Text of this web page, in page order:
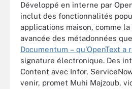
Développé en interne par
inclut des fonctionnalités
applications maison, comme
avancée des métadonnées
Documentum – qu’OpenText a
signature électronique. Des
Content avec Infor,
venir, promet Muhi Majzoub,